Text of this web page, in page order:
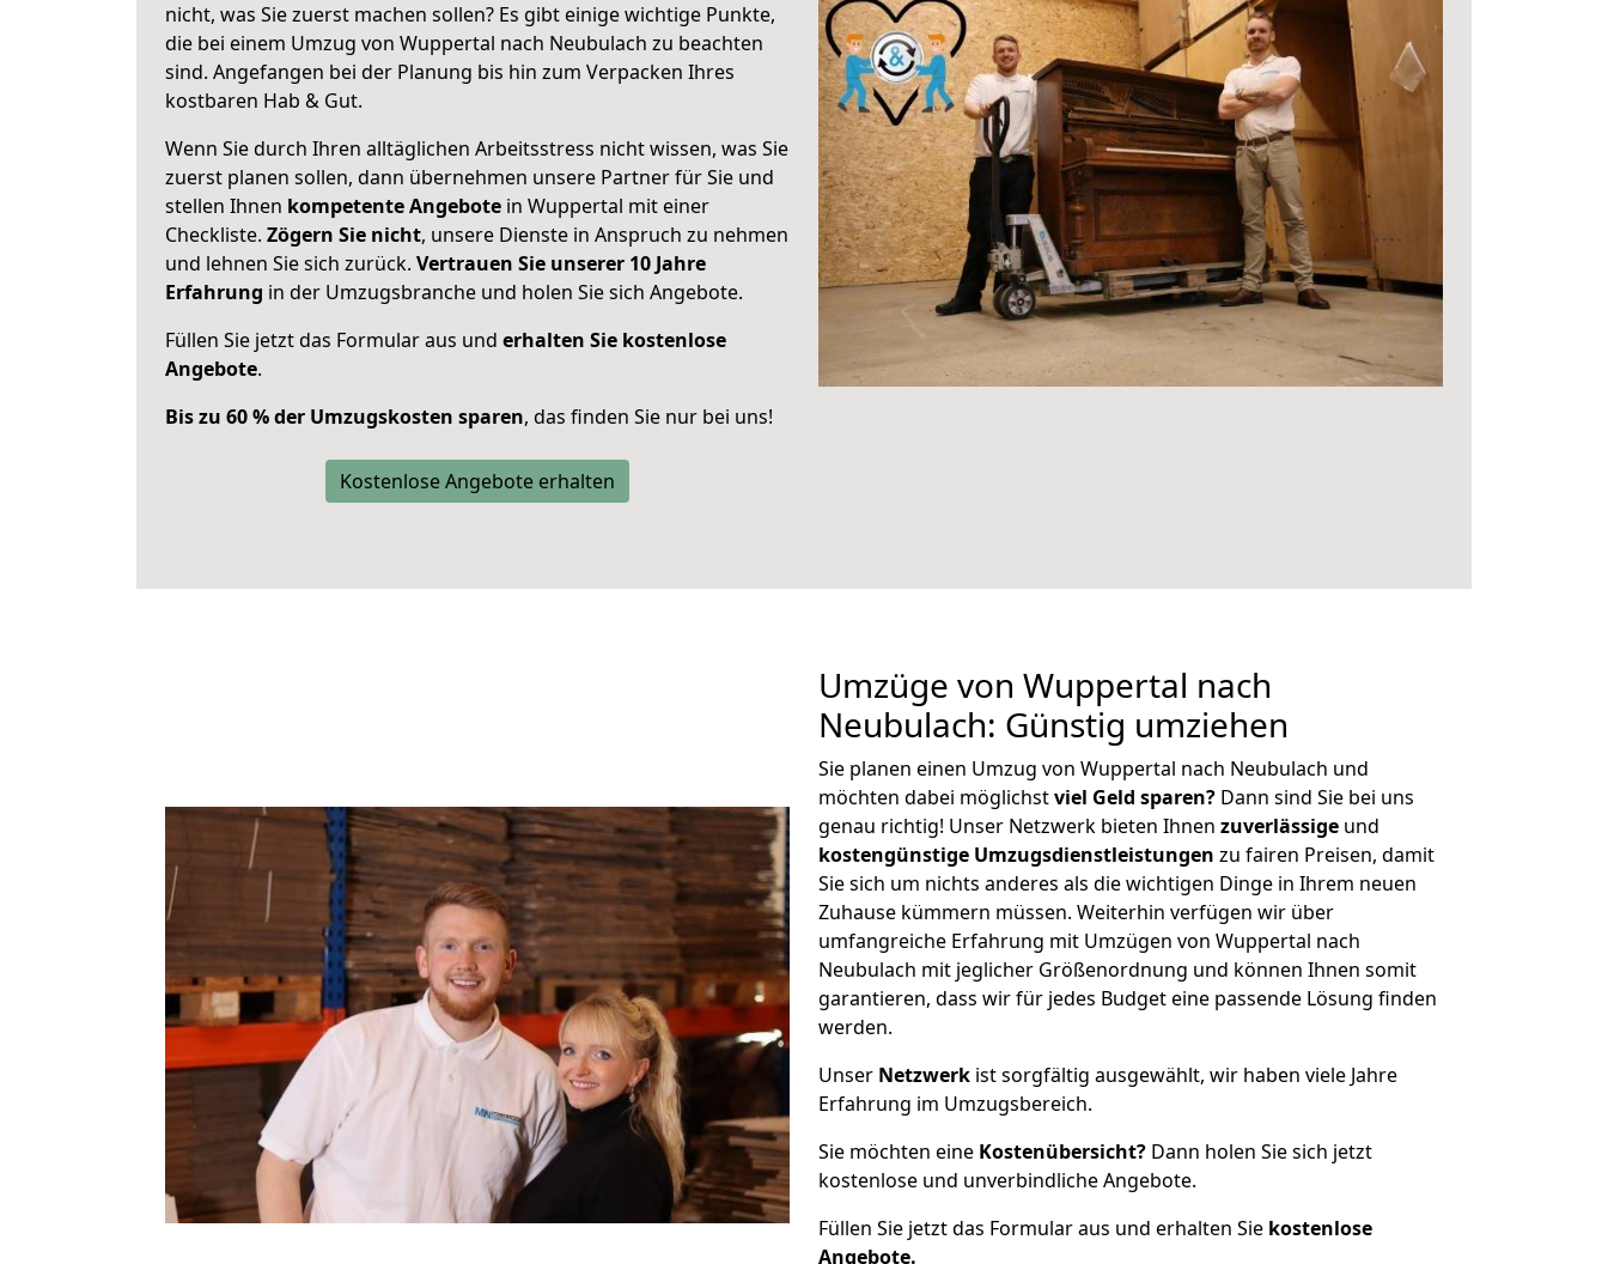
nicht, was Sie zuerst machen sollen? Es gibt einige wichtige Punkte,
die bei einem Umzug von Wuppertal nach Neubulach zu beachten
sind. Angefangen bei der Planung bis hin zum Verpacken Ihres
kostbaren Hab & Gut.
Wenn Sie durch Ihren alltäglichen Arbeitsstress nicht wissen, was Sie
zuerst planen sollen, dann übernehmen unsere Partner für Sie und
stellen Ihnen kompetente Angebote in Wuppertal mit einer
Checkliste. Zögern Sie nicht, unsere Dienste in Anspruch zu nehmen
und lehnen Sie sich zurück. Vertrauen Sie unserer 10 Jahre
Erfahrung in der Umzugsbranche und holen Sie sich Angebote.
Füllen Sie jetzt das Formular aus und erhalten Sie kostenlose
Angebote.
Bis zu 60 % der Umzugskosten sparen, das finden Sie nur bei uns!
Kostenlose Angebote erhalten
Umzüge von Wuppertal nach
Neubulach: Günstig umziehen
Sie planen einen Umzug von Wuppertal nach Neubulach und
möchten dabei möglichstviel Geld sparen? Dann sind Sie bei uns
genau richtig! Unser Netzwerk bieten Ihnen zuverlässige und
kostengünstige Umzugsdienstleistungen zu fairen Preisen, damit
Sie sich um nichts anderes als die wichtigen Dinge in Ihrem neuen
Zuhause kümmern müssen. Weiterhin verfügen wir über
umfangreiche Erfahrung mit Umzügen von Wuppertal nach
Neubulach mit jeglicher Größenordnung und können Ihnen somit
garantieren, dass wir für jedes Budget eine passende Lösung finden
werden.
Unser Netzwerk ist sorgfältig ausgewählt, wir haben viele Jahre
Erfahrung im Umzugsbereich.
Sie möchten eine Kostenübersicht? Dann holen Sie sich jetzt
kostenlose und unverbindliche Angebote.
Füllen Sie jetzt das Formular aus und erhalten Sie kostenlose
Angebote.